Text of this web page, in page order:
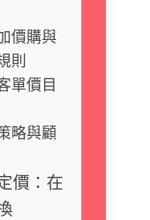
價購與
則
單價目
略與顧
價：在